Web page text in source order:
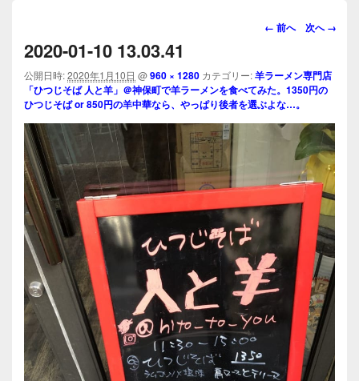
画
ビ
ゲ
ー
シ
← 前へ 次へ →
2020-01-10 13.03.41
公開日時:2020年1月10日 @960 × 1280 カテゴリー:羊ラーメン専門店
「ひつじそば 人と羊」＠神保町で羊ラーメンを食べてみた。1350円の
ひつじそば or 850円の羊中華なら、やっぱり後者を選ぶよな…。